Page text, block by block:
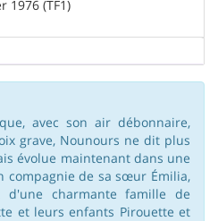
1976 (TF1)
avec son air débonnaire,
grave, Nounours ne dit plus
évolue maintenant dans une
compagnie de sa sœur Émilia,
charmante famille de
et leurs enfants Pirouette et